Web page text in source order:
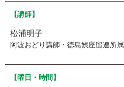
【講師】
松浦明子
阿波おどり講師・徳島娯座留連所属
【曜日・時間】